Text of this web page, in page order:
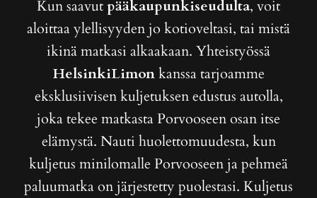
Kun saavutpääkaupunkiseudulta, voit
aloittaa ylellisyyden jo kotioveltasi, tai mistä
ikinä matkasi alkaakaan. Yhteistyössä
HelsinkiLimonkanssa tarjoamme
eksklusiivisen kuljetuksen edustus autolla,
joka tekee matkasta Porvooseen osan itse
elämystä. Nauti huolettomuudesta, kun
kuljetus minilomalle Porvooseen ja pehmeä
paluumatka on järjestetty puolestasi. Kuljetus